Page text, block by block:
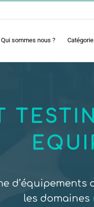
Qui sommes nous ?
les domaines